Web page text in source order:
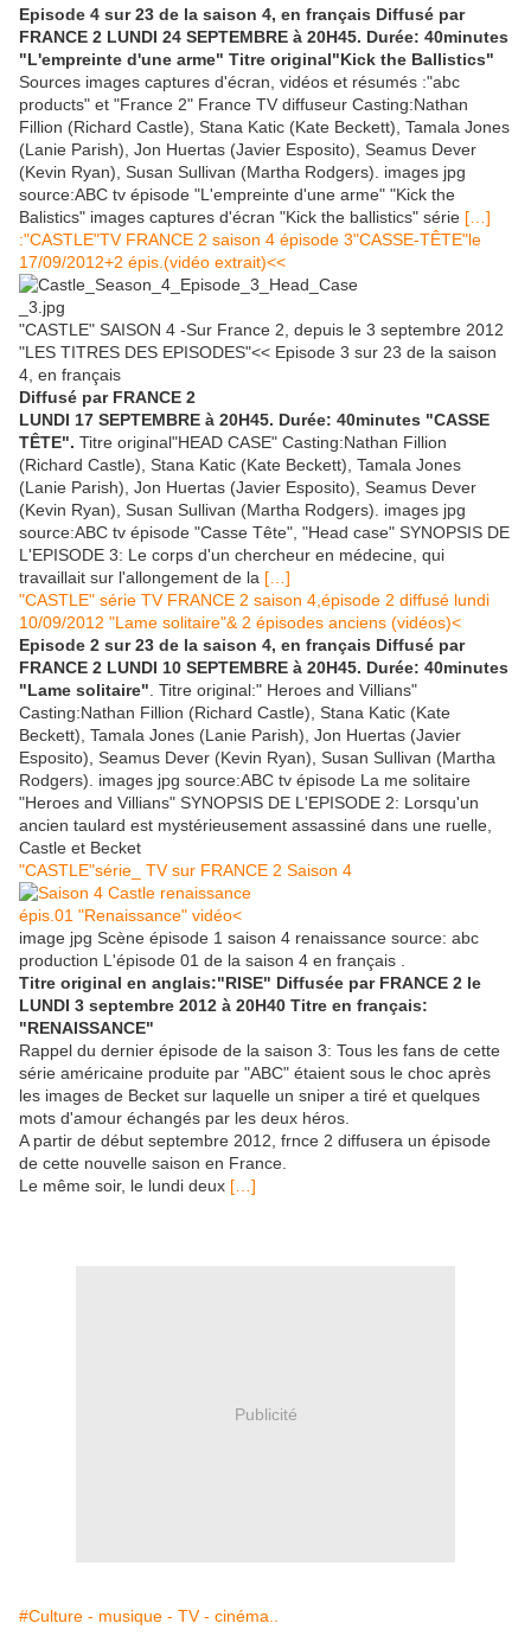
Episode 4 sur 23 de la saison 4, en français Diffusé par
FRANCE 2 LUNDI 24 SEPTEMBRE à 20H45. Durée: 40minutes
"L'empreinte d'une arme" Titre original"Kick the Ballistics"
Sources images captures d'écran, vidéos et résumés :"abc
products" et "France 2" France TV diffuseur Casting:Nathan
Fillion (Richard Castle), Stana Katic (Kate Beckett), Tamala Jones
(Lanie Parish), Jon Huertas (Javier Esposito), Seamus Dever
(Kevin Ryan), Susan Sullivan (Martha Rodgers). images jpg
source:ABC tv épisode "L'empreinte d'une arme" "Kick the
Balistics" images captures d'écran "Kick the ballistics" série […]
:"CASTLE"TV FRANCE 2 saison 4 épisode 3"CASSE-TÊTE"le
17/09/2012+2 épis.(vidéo extrait)<<
"CASTLE" SAISON 4 -Sur France 2, depuis le 3 septembre 2012
"LES TITRES DES EPISODES"<< Episode 3 sur 23 de la saison
4, en français
Diffusé par FRANCE 2
LUNDI 17 SEPTEMBRE à 20H45. Durée: 40minutes "CASSE
TÊTE". Titre original"HEAD CASE" Casting:Nathan Fillion
(Richard Castle), Stana Katic (Kate Beckett), Tamala Jones
(Lanie Parish), Jon Huertas (Javier Esposito), Seamus Dever
(Kevin Ryan), Susan Sullivan (Martha Rodgers). images jpg
source:ABC tv épisode "Casse Tête", "Head case" SYNOPSIS DE
L'EPISODE 3: Le corps d'un chercheur en médecine, qui
travaillait sur l'allongement de la […]
"CASTLE" série TV FRANCE 2 saison 4,épisode 2 diffusé lundi
10/09/2012 "Lame solitaire"& 2 épisodes anciens (vidéos)<
Episode 2 sur 23 de la saison 4, en français Diffusé par
FRANCE 2 LUNDI 10 SEPTEMBRE à 20H45. Durée: 40minutes
"Lame solitaire" . Titre original:" Heroes and Villians"
Casting:Nathan Fillion (Richard Castle), Stana Katic (Kate
Beckett), Tamala Jones (Lanie Parish), Jon Huertas (Javier
Esposito), Seamus Dever (Kevin Ryan), Susan Sullivan (Martha
Rodgers). images jpg source:ABC tv épisode La me solitaire
"Heroes and Villians" SYNOPSIS DE L'EPISODE 2: Lorsqu'un
ancien taulard est mystérieusement assassiné dans une ruelle,
Castle et Becket
"CASTLE"série_ TV sur FRANCE 2 Saison 4
épis.01 "Renaissance" vidéo<
image jpg Scène épisode 1 saison 4 renaissance source: abc
production L'épisode 01 de la saison 4 en français .
Titre original en anglais:"RISE" Diffusée par FRANCE 2 le
LUNDI 3 septembre 2012 à 20H40 Titre en français:
"RENAISSANCE"
Rappel du dernier épisode de la saison 3: Tous les fans de cette
série américaine produite par "ABC" étaient sous le choc après
les images de Becket sur laquelle un sniper a tiré et quelques
mots d'amour échangés par les deux héros.
A partir de début septembre 2012, frnce 2 diffusera un épisode
de cette nouvelle saison en France.
Le même soir, le lundi deux […]
Publicité
#Culture - musique - TV - cinéma..